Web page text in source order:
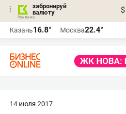
забронируй
валюту
$
Казань16.8° Москва22.4°
14 июля 2017